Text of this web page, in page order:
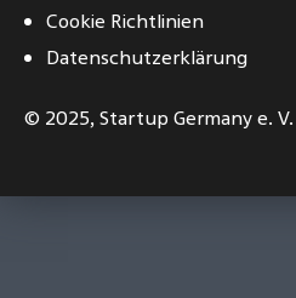
Cookie Richtlinien
Datenschutzerklärung
© 2025,Startup Germany e. V.